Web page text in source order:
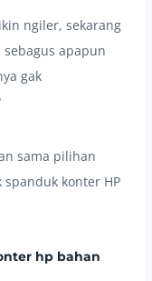
ngiler, sekarang
apapun
gak
sama pilihan
konter HP
hp bahan